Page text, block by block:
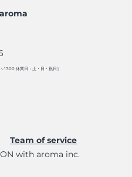
17:00 休業日：土・日・祝日］
Team of service​
with aroma inc.